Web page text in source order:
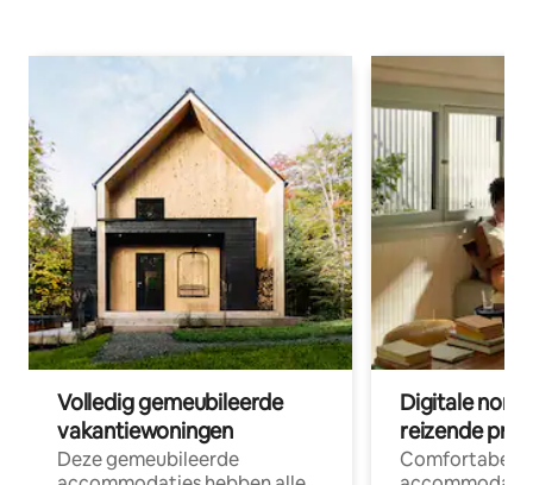
Volledig gemeubileerde
vakantiewoningen
Deze gemeubileerde
Digitale
reizende
Comfortabele